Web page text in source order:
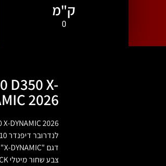
ק"מ
0
D350 X-
2026
X-DYNAMIC 2026
לנדרובר דיפנדר 110 מודל 2026
דגם "X-DYNAMIC" המפואר ביותר מנוע 350 כח סוס דיזל החדש!!
צבע שחור מיטלי SANTORINI BLACK